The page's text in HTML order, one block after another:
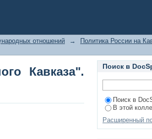
Краснодар,
отношений → Политика России на
Кавказа".
Поиск в
Поиск в
В этой
Расширенный